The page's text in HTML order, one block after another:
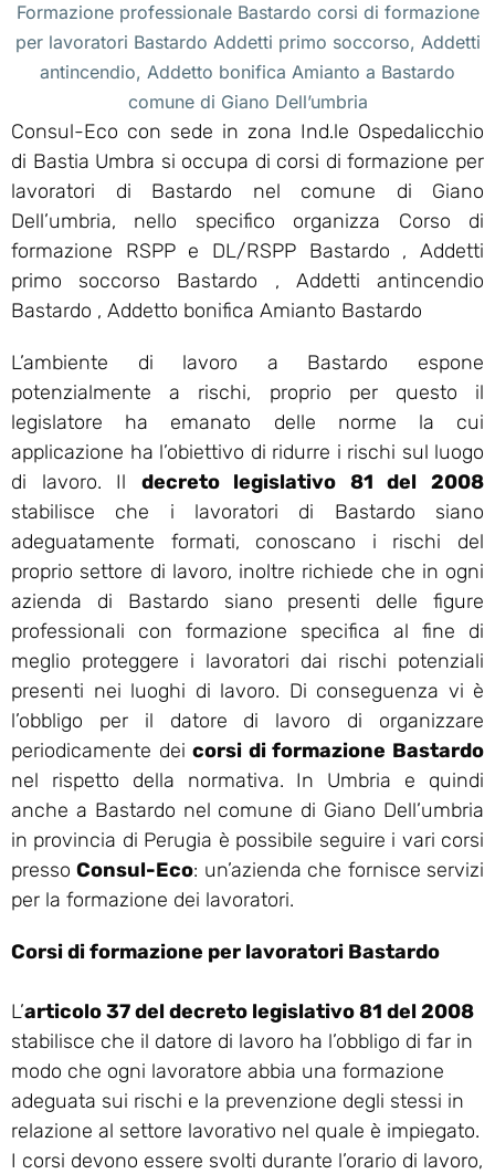
Formazione professionale Bastardo corsi di formazione
per lavoratori Bastardo Addetti primo soccorso, Addetti
antincendio, Addetto bonifica Amianto a Bastardo
comune di Giano Dell’umbria
Consul-Eco con sede in zona Ind.le Ospedalicchio
di Bastia Umbra si occupa di corsi di formazione per
lavoratori di Bastardo nel comune di Giano
Dell’umbria, nello specifico organizza Corso di
formazione RSPP e DL/RSPP Bastardo , Addetti
primo soccorso Bastardo , Addetti antincendio
Bastardo , Addetto bonifica Amianto Bastardo
L’ambiente di lavoro a Bastardo espone
potenzialmente a rischi, proprio per questo il
legislatore ha emanato delle norme la cui
applicazione ha l’obiettivo di ridurre i rischi sul luogo
di lavoro. Il decreto legislativo 81 del 2008
stabilisce che i lavoratori di Bastardo siano
adeguatamente formati, conoscano i rischi del
proprio settore di lavoro, inoltre richiede che in ogni
azienda di Bastardo siano presenti delle figure
professionali con formazione specifica al fine di
meglio proteggere i lavoratori dai rischi potenziali
presenti nei luoghi di lavoro. Di conseguenza vi è
l’obbligo per il datore di lavoro di organizzare
periodicamente deicorsi di formazione Bastardo
nel rispetto della normativa. In Umbria e quindi
anche a Bastardo nel comune di Giano Dell’umbria
in provincia di Perugia è possibile seguire i vari corsi
pressoConsul-Eco: un’azienda che fornisce servizi
per la formazione dei lavoratori.
Corsi di formazione per lavoratori Bastardo
L’articolo 37 del decreto legislativo 81 del 2008
stabilisce che il datore di lavoro ha l’obbligo di far in
modo che ogni lavoratore abbia una formazione
adeguata sui rischi e la prevenzione degli stessi in
relazione al settore lavorativo nel quale è impiegato.
I corsi devono essere svolti durante l’orario di lavoro,